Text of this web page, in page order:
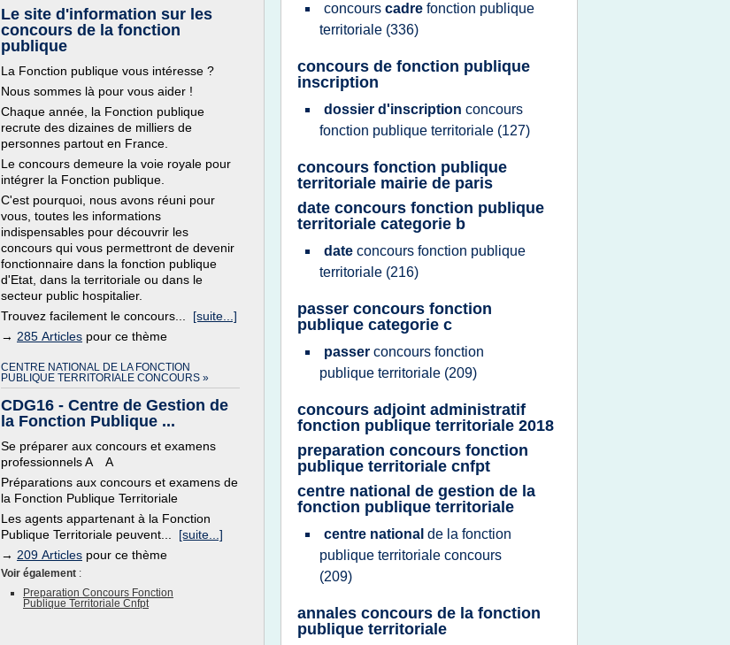
Le site d'information sur les
concours de la fonction
publique
La Fonction publique vous intéresse ?
Nous sommes là pour vous aider !
Chaque année, la Fonction publique
recrute des dizaines de milliers de
personnes partout en France.
Le concours demeure la voie royale pour
intégrer la Fonction publique.
C'est pourquoi, nous avons réuni pour
vous, toutes les informations
indispensables pour découvrir les
concours qui vous permettront de devenir
fonctionnaire dans la fonction publique
d'Etat, dans la territoriale ou dans le
secteur public hospitalier.
Trouvez facilement le concours... [suite...]
→ 285 Articles pour ce thème
CENTRE NATIONAL DE LA FONCTION
PUBLIQUE TERRITORIALE CONCOURS »
CDG16 - Centre de Gestion de
la Fonction Publique ...
Se préparer aux concours et examens
professionnels A A
Préparations aux concours et examens de
la Fonction Publique Territoriale
Les agents appartenant à la Fonction
Publique Territoriale peuvent... [suite...]
→ 209 Articles pour ce thème
Voir également :
Preparation Concours Fonction
Publique Territoriale Cnfpt
concours cadre fonction publique
territoriale (336)
concours de fonction publique
inscription
dossier d'inscription concours
fonction publique territoriale (127)
concours fonction publique
territoriale mairie de paris
date concours fonction publique
territoriale categorie b
date concours fonction publique
territoriale (216)
passer concours fonction
publique categorie c
passer concours fonction
publique territoriale (209)
concours adjoint administratif
fonction publique territoriale 2018
preparation concours fonction
publique territoriale cnfpt
centre national de gestion de la
fonction publique territoriale
centre national de la fonction
publique territoriale concours
(209)
annales concours de la fonction
publique territoriale